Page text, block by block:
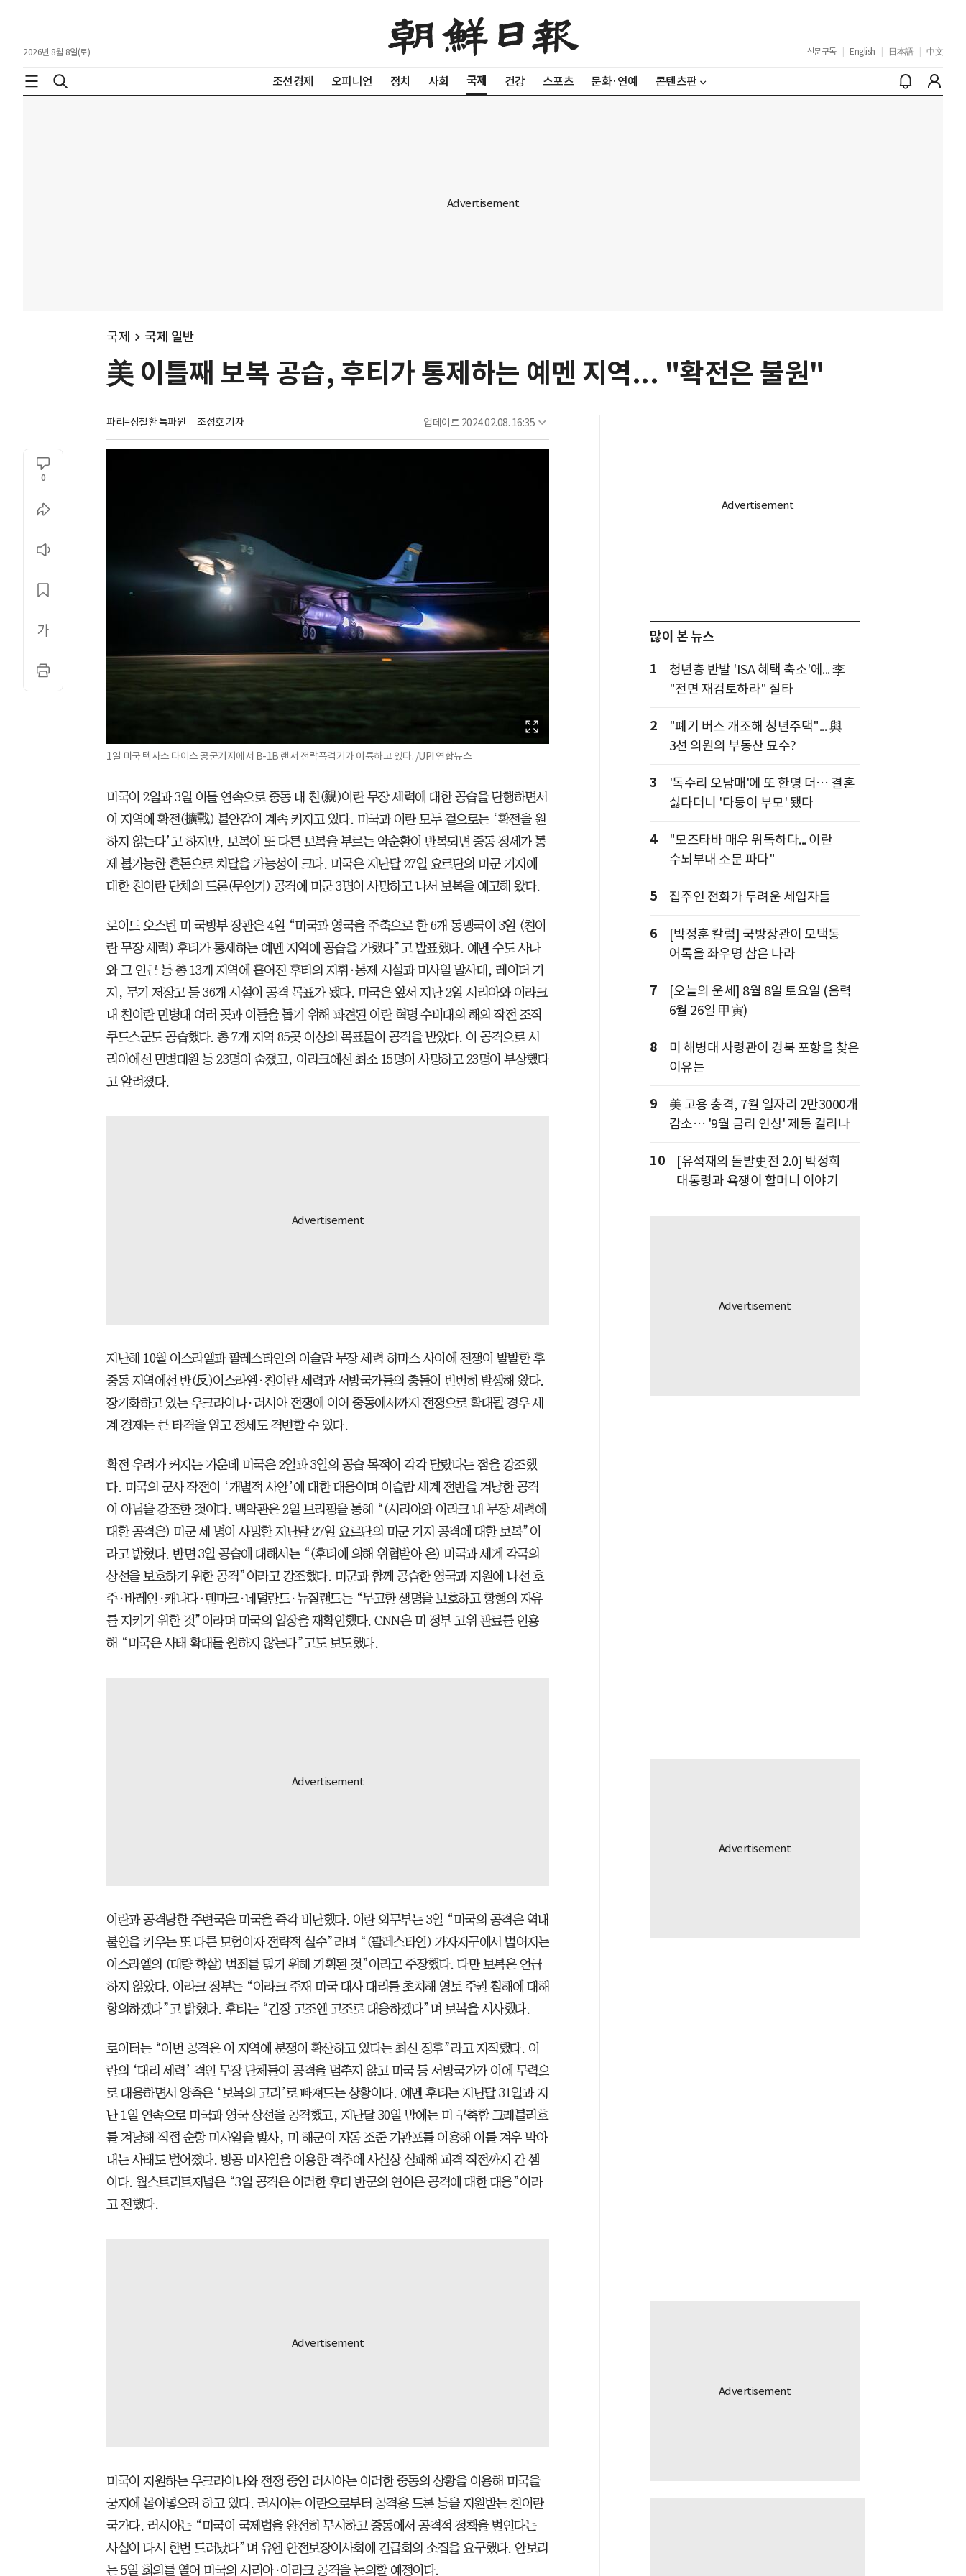
2026년 8월 8일(토) 신문구독 English 日本語 中文
조선경제 오피니언 정치 사회 국제 건강 스포츠 문화·연예 콘텐츠판
국제 국제 일반
美 이틀째 보복 공습, 후티가 통제하는 예멘 지역... "확전은 불원"
파리=정철환 특파원 조성호 기자 업데이트 2024.02.08. 16:35
0
1일 미국 텍사스 다이스 공군기지에서 B-1B 랜서 전략폭격기가 이륙하고 있다. /UPI 연합뉴스
미국이 2일과 3일 이틀 연속으로 중동 내 친(親)이란 무장 세력에 대한 공습을 단행하면서
이 지역에 확전(擴戰) 불안감이 계속 커지고 있다. 미국과 이란 모두 겉으로는 ‘확전을 원
하지 않는다’고 하지만, 보복이 또 다른 보복을 부르는 악순환이 반복되면 중동 정세가 통
제 불가능한 혼돈으로 치달을 가능성이 크다. 미국은 지난달 27일 요르단의 미군 기지에
대한 친이란 단체의 드론(무인기) 공격에 미군 3명이 사망하고 나서 보복을 예고해 왔다.
로이드 오스틴 미 국방부 장관은 4일 “미국과 영국을 주축으로 한 6개 동맹국이 3일 (친이
란 무장 세력) 후티가 통제하는 예멘 지역에 공습을 가했다”고 발표했다. 예멘 수도 사나
와 그 인근 등 총 13개 지역에 흩어진 후티의 지휘·통제 시설과 미사일 발사대, 레이더 기
지, 무기 저장고 등 36개 시설이 공격 목표가 됐다. 미국은 앞서 지난 2일 시리아와 이라크
내 친이란 민병대 여러 곳과 이들을 돕기 위해 파견된 이란 혁명 수비대의 해외 작전 조직
쿠드스군도 공습했다. 총 7개 지역 85곳 이상의 목표물이 공격을 받았다. 이 공격으로 시
리아에선 민병대원 등 23명이 숨졌고, 이라크에선 최소 15명이 사망하고 23명이 부상했다
고 알려졌다.
지난해 10월 이스라엘과 팔레스타인의 이슬람 무장 세력 하마스 사이에 전쟁이 발발한 후
중동 지역에선 반(反)이스라엘·친이란 세력과 서방국가들의 충돌이 빈번히 발생해 왔다.
장기화하고 있는 우크라이나·러시아 전쟁에 이어 중동에서까지 전쟁으로 확대될 경우 세
계 경제는 큰 타격을 입고 정세도 격변할 수 있다.
확전 우려가 커지는 가운데 미국은 2일과 3일의 공습 목적이 각각 달랐다는 점을 강조했
다. 미국의 군사 작전이 ‘개별적 사안’에 대한 대응이며 이슬람 세계 전반을 겨냥한 공격
이 아님을 강조한 것이다. 백악관은 2일 브리핑을 통해 “(시리아와 이라크 내 무장 세력에
대한 공격은) 미군 세 명이 사망한 지난달 27일 요르단의 미군 기지 공격에 대한 보복”이
라고 밝혔다. 반면 3일 공습에 대해서는 “(후티에 의해 위협받아 온) 미국과 세계 각국의
상선을 보호하기 위한 공격”이라고 강조했다. 미군과 함께 공습한 영국과 지원에 나선 호
주·바레인·캐나다·덴마크·네덜란드·뉴질랜드는 “무고한 생명을 보호하고 항행의 자유
를 지키기 위한 것”이라며 미국의 입장을 재확인했다. CNN은 미 정부 고위 관료를 인용
해 “미국은 사태 확대를 원하지 않는다”고도 보도했다.
이란과 공격당한 주변국은 미국을 즉각 비난했다. 이란 외무부는 3일 “미국의 공격은 역내
불안을 키우는 또 다른 모험이자 전략적 실수”라며 “(팔레스타인) 가자지구에서 벌어지는
이스라엘의 (대량 학살) 범죄를 덮기 위해 기획된 것”이라고 주장했다. 다만 보복은 언급
하지 않았다. 이라크 정부는 “이라크 주재 미국 대사 대리를 초치해 영토 주권 침해에 대해
항의하겠다”고 밝혔다. 후티는 “긴장 고조엔 고조로 대응하겠다”며 보복을 시사했다.
로이터는 “이번 공격은 이 지역에 분쟁이 확산하고 있다는 최신 징후”라고 지적했다. 이
란의 ‘대리 세력’ 격인 무장 단체들이 공격을 멈추지 않고 미국 등 서방국가가 이에 무력으
로 대응하면서 양측은 ‘보복의 고리’로 빠져드는 상황이다. 예멘 후티는 지난달 31일과 지
난 1일 연속으로 미국과 영국 상선을 공격했고, 지난달 30일 밤에는 미 구축함 그래블리호
를 겨냥해 직접 순항 미사일을 발사, 미 해군이 자동 조준 기관포를 이용해 이를 겨우 막아
내는 사태도 벌어졌다. 방공 미사일을 이용한 격추에 사실상 실패해 피격 직전까지 간 셈
이다. 월스트리트저널은 “3일 공격은 이러한 후티 반군의 연이은 공격에 대한 대응”이라
고 전했다.
미국이 지원하는 우크라이나와 전쟁 중인 러시아는 이러한 중동의 상황을 이용해 미국을
궁지에 몰아넣으려 하고 있다. 러시아는 이란으로부터 공격용 드론 등을 지원받는 친이란
국가다. 러시아는 “미국이 국제법을 완전히 무시하고 중동에서 공격적 정책을 벌인다는
사실이 다시 한번 드러났다”며 유엔 안전보장이사회에 긴급회의 소집을 요구했다. 안보리
는 5일 회의를 열어 미국의 시리아·이라크 공격을 논의할 예정이다.
많이 본 뉴스
1
청년층 반발 'ISA 혜택 축소'에... 李
"전면 재검토하라" 질타
2
"폐기 버스 개조해 청년주택"... 與
3선 의원의 부동산 묘수?
3
'독수리 오남매'에 또 한명 더… 결혼
싫다더니 '다둥이 부모' 됐다
4
"모즈타바 매우 위독하다... 이란
수뇌부내 소문 파다"
5 집주인 전화가 두려운 세입자들
6
[박정훈 칼럼] 국방장관이 모택동
어록을 좌우명 삼은 나라
7
[오늘의 운세] 8월 8일 토요일 (음력
6월 26일 甲寅)
8
미 해병대 사령관이 경북 포항을 찾은
이유는
9
美 고용 충격, 7월 일자리 2만3000개
감소… '9월 금리 인상' 제동 걸리나
10
[유석재의 돌발史전 2.0] 박정희
대통령과 욕쟁이 할머니 이야기